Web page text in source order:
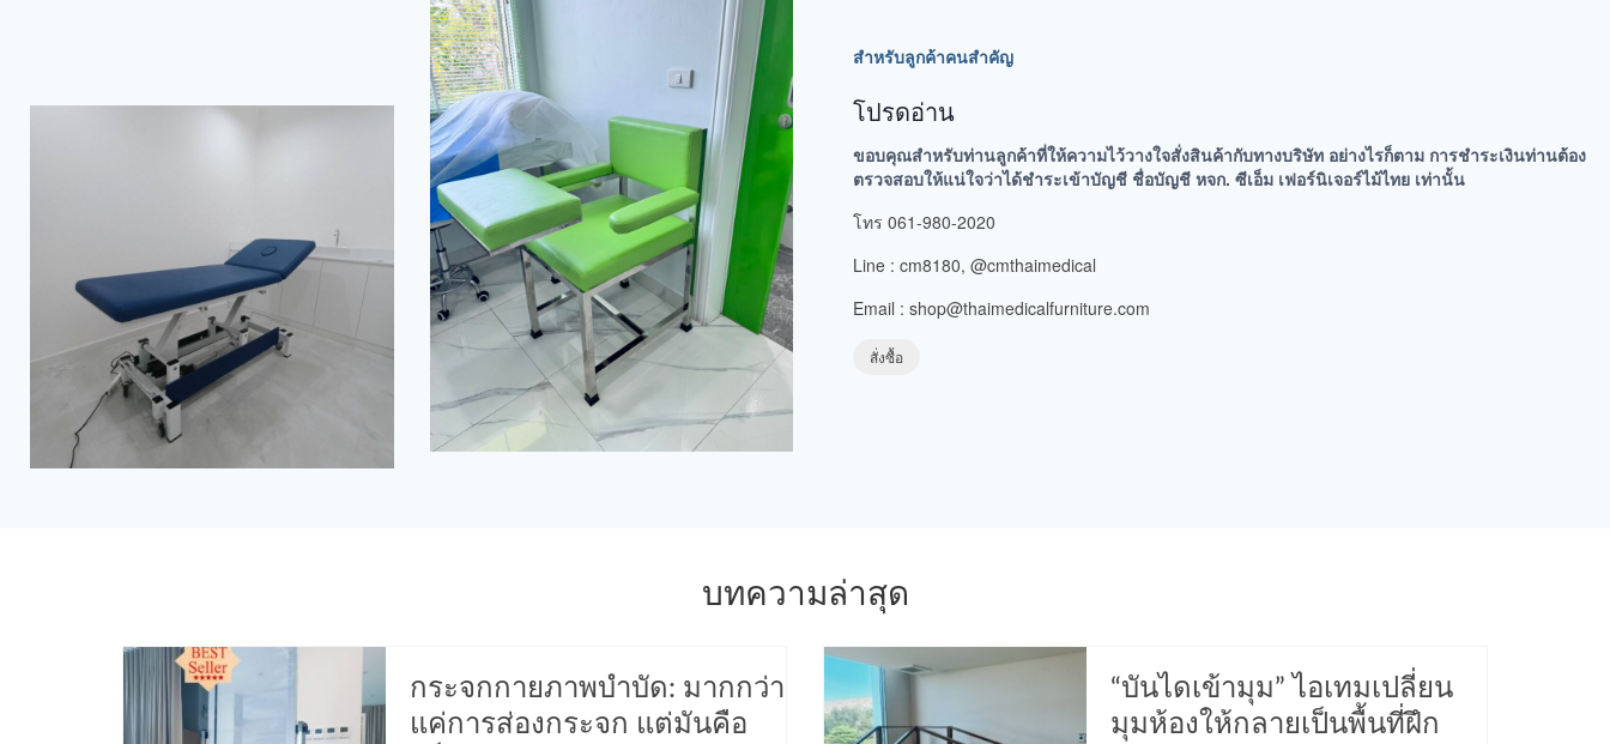
สำหรับลูกค้าคนสำคัญ
โปรดอ่าน
ขอบคุณสำหรับท่านลูกค้าที่ให้ความไว้วางใจสั่งสินค้ากับทางบริษัท อย่างไรก็ตาม การชำระเงินท่านต้อง
ตรวจสอบให้แน่ใจว่าได้ชำระเข้าบัญชี ชื่อบัญชี หจก. ซีเอ็ม เฟอร์นิเจอร์ไม้ไทย เท่านั้น
โทร 061-980-2020
Line : cm8180, @cmthaimedical
Email : shop@thaimedicalfurniture.com
สั่งซื้อ
บทความล่าสุด
กระจกกายภาพบำบัด: มากกว่า
แค่การส่องกระจก แต่มันคือ
“บันไดเข้ามุม” ไอเทมเปลี่ยน
มุมห้องให้กลายเป็นพื้นที่ฝึก